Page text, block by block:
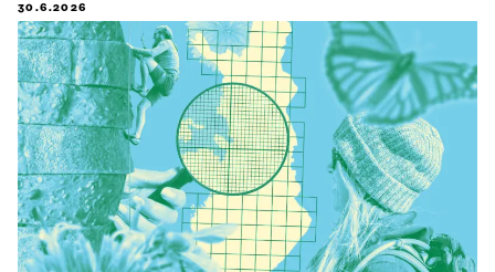
30.6.2026